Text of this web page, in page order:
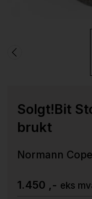
Solgt!Bit
brukt
Normann
1.450 ,- eks